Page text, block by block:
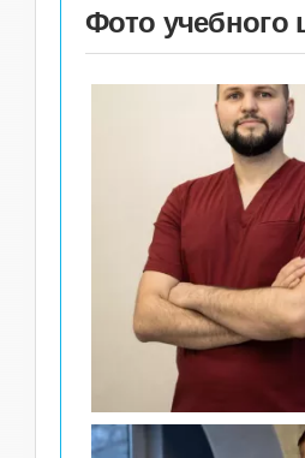
Фото учебного